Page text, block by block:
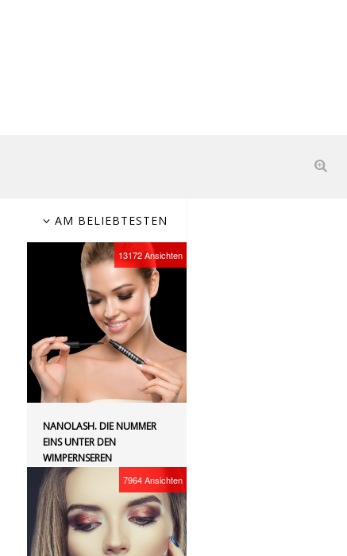
AM BELIEBTESTEN
13172Ansichten
NANOLASH. DIE NUMMER
EINS UNTER DEN
WIMPERNSEREN
7964Ansichten